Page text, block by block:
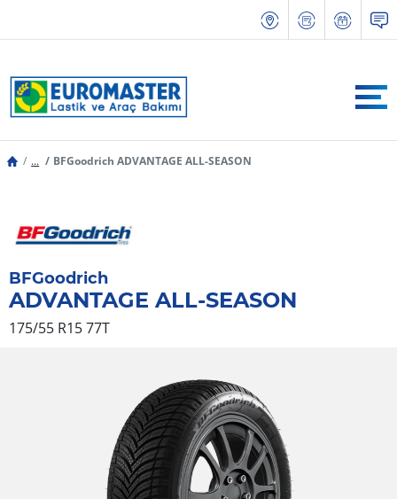
... BFGoodrich ADVANTAGE ALL-SEASON
BFGoodrich
ADVANTAGE ALL-SEASON
175/55 R15 77T